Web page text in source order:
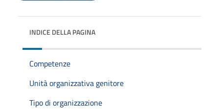
INDICE DELLA PAGINA
Competenze
Unità organizzativa genitore
Tipo di organizzazione